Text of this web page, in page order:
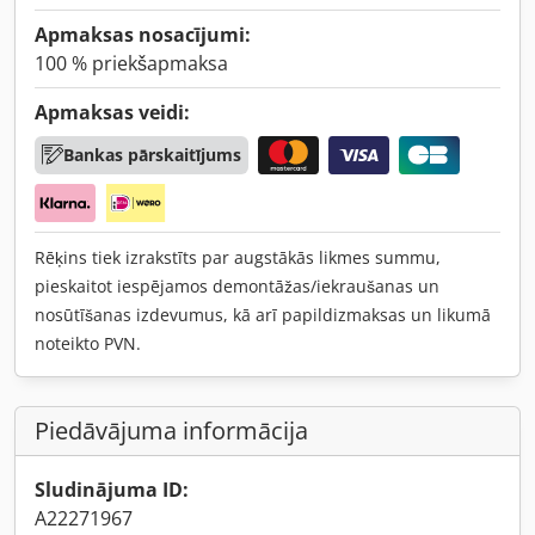
Apmaksas nosacījumi:
100 % priekšapmaksa
Apmaksas veidi:
Bankas pārskaitījums
Rēķins tiek izrakstīts par augstākās likmes summu,
pieskaitot iespējamos demontāžas/iekraušanas un
nosūtīšanas izdevumus, kā arī papildizmaksas un likumā
noteikto PVN.
Piedāvājuma informācija
Sludinājuma ID:
A22271967